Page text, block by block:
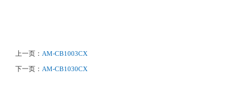
上一页： AM-CB1003CX
下一页： AM-CB1030CX